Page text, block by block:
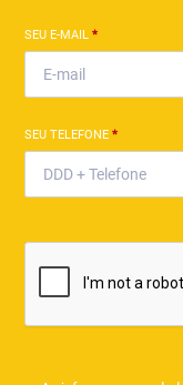
SEU E-MAIL*
SEU TELEFONE*